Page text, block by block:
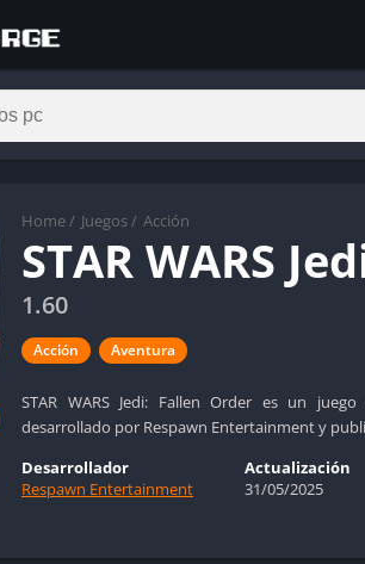
Home / Juegos / Acción
STAR WARS
1.60
Acción Aventura
STAR WARS Jedi: Fallen Order es un
desarrollado por Respawn Entertainment y
Desarrollador
Respawn Entertainment
Actualización
31/05/2025